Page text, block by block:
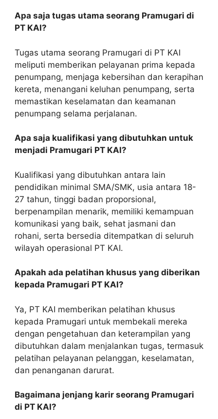
Apa saja tugas utama seorang Pramugari di
PT KAI?
Tugas utama seorang Pramugari di PT KAI
meliputi memberikan pelayanan prima kepada
penumpang, menjaga kebersihan dan kerapihan
kereta, menangani keluhan penumpang, serta
memastikan keselamatan dan keamanan
penumpang selama perjalanan.
Apa saja kualifikasi yang dibutuhkan untuk
menjadi Pramugari PT KAI?
Kualifikasi yang dibutuhkan antara lain
pendidikan minimal SMA/SMK, usia antara 18-
27 tahun, tinggi badan proporsional,
berpenampilan menarik, memiliki kemampuan
komunikasi yang baik, sehat jasmani dan
rohani, serta bersedia ditempatkan di seluruh
wilayah operasional PT KAI.
Apakah ada pelatihan khusus yang diberikan
kepada Pramugari PT KAI?
Ya, PT KAI memberikan pelatihan khusus
kepada Pramugari untuk membekali mereka
dengan pengetahuan dan keterampilan yang
dibutuhkan dalam menjalankan tugas, termasuk
pelatihan pelayanan pelanggan, keselamatan,
dan penanganan darurat.
Bagaimana jenjang karir seorang Pramugari
di PT KAI?